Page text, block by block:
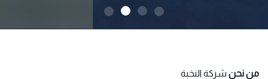
من نحن شركة النخبة